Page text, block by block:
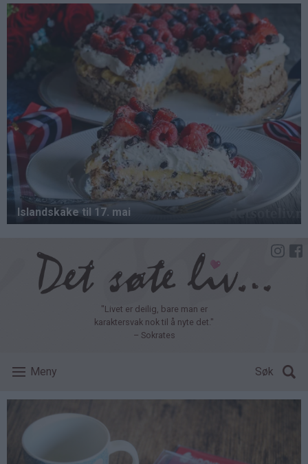
Hopp
hovedinnhold
"Livet er deilig, bare man er
karaktersvak nok til å nyte det."
– Sokrates
Meny Søk